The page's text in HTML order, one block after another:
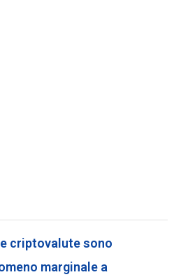
criptovalute sono
marginale a